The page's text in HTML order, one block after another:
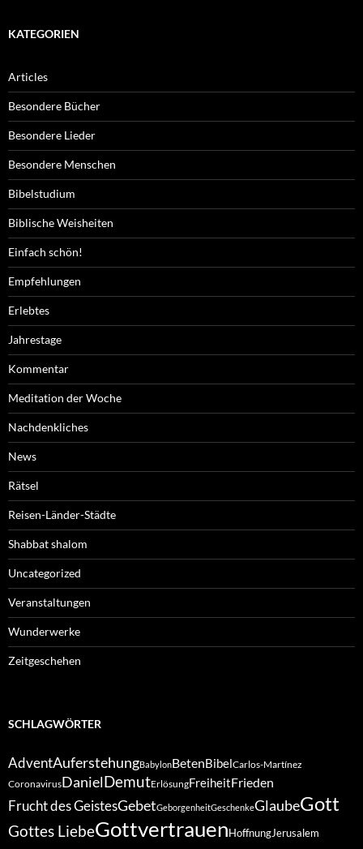
KATEGORIEN
Articles
Besondere Bücher
Besondere Lieder
Besondere Menschen
Bibelstudium
Biblische Weisheiten
Einfach schön!
Empfehlungen
Erlebtes
Jahrestage
Kommentar
Meditation der Woche
Nachdenkliches
News
Rätsel
Reisen-Länder-Städte
Shabbat shalom
Uncategorized
Veranstaltungen
Wunderwerke
Zeitgeschehen
SCHLAGWÖRTER
AdventAuferstehungBabylonBetenBibelCarlos-Martínez
CoronavirusDanielDemutErlösungFreiheitFrieden
Frucht des GeistesGebetGeborgenheitGeschenkeGlaubeGott
Gottes LiebeGottvertrauenHoffnungJerusalem